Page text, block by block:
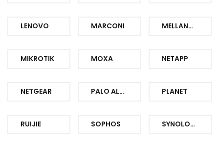
LENOVO MARCONI MELLANOX
MIKROTIK MOXA NETAPP
NETGEAR PALO ALTO PLANET
RUIJIE SOPHOS SYNOLOGY